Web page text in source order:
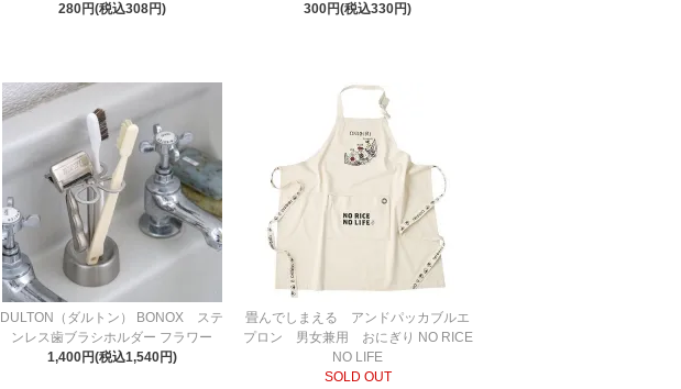
280円(税込308円)
300円(税込330円)
DULTON（ダルトン） BONOX ステ
ンレス歯ブラシホルダー フラワー
1,400円(税込1,540円)
畳んでしまえる アンドパッカブルエ
プロン 男女兼用 おにぎり NO RICE
NO LIFE
SOLD OUT